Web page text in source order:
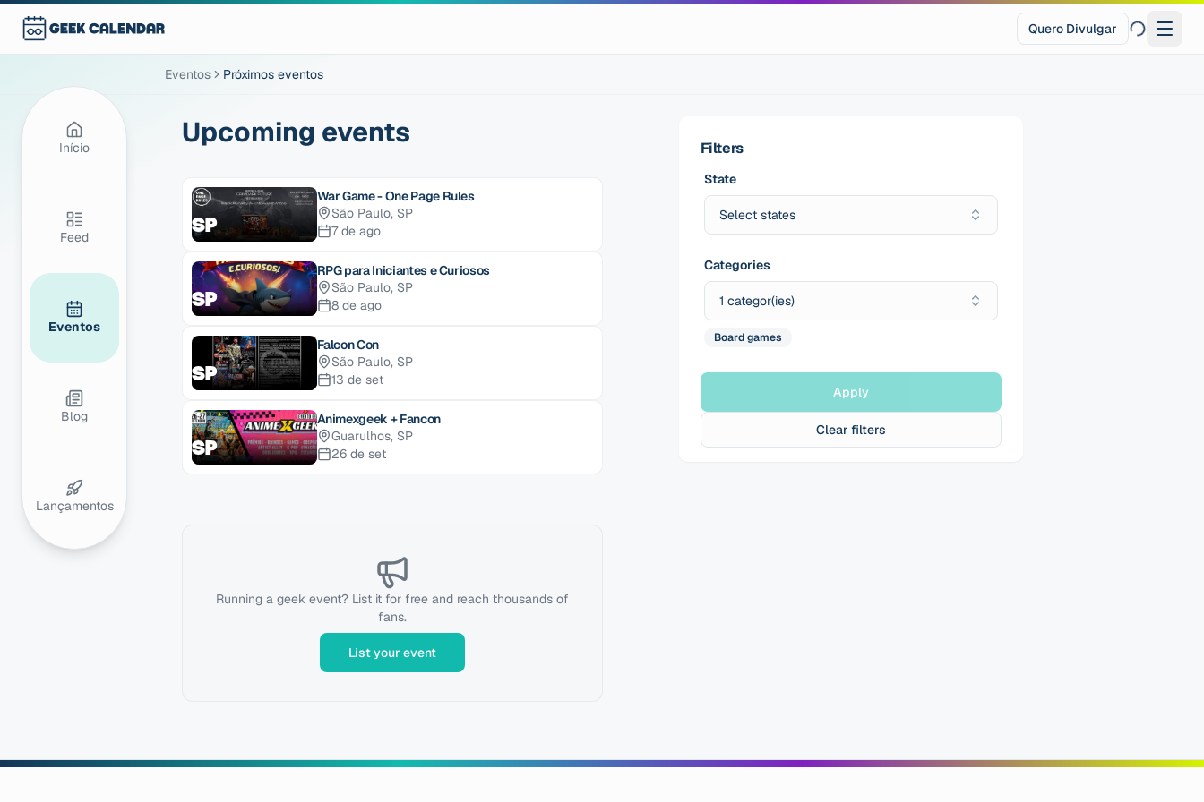
Início
Feed
Eventos
Blog
Lançamentos
Quero Divulgar
Eventos Próximos eventos
Upcoming events
SP
War Game - One Page Rules
São Paulo, SP
7 de ago
SP
RPG para Iniciantes e Curiosos
São Paulo, SP
8 de ago
SP
Falcon Con
São Paulo, SP
13 de set
SP
Animexgeek + Fancon
Guarulhos, SP
26 de set
Running a geek event? List it for free and reach thousands of
fans.
List your event
Filters
State
Select states
Categories
1 categor(ies)
Board games
Apply
Clear filters